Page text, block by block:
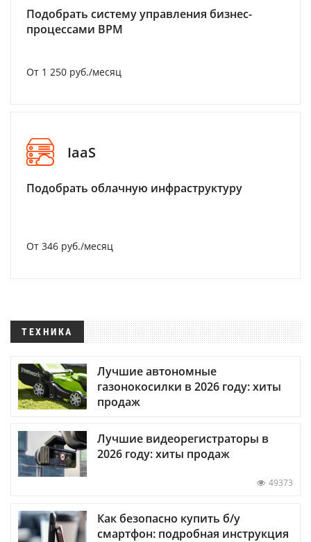
Подобрать систему управления бизнес-
процессами BPM
От 1 250 руб./месяц
IaaS
Подобрать облачную инфраструктуру
От 346 руб./месяц
ТЕХНИКА
Лучшие автономные
газонокосилки в 2026 году: хиты
продаж
Лучшие видеорегистраторы в
2026 году: хиты продаж
49373
Как безопасно купить б/у
смартфон: подробная инструкция